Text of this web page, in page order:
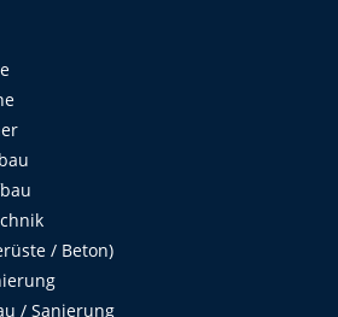
/ Beton)
/ Sanierung